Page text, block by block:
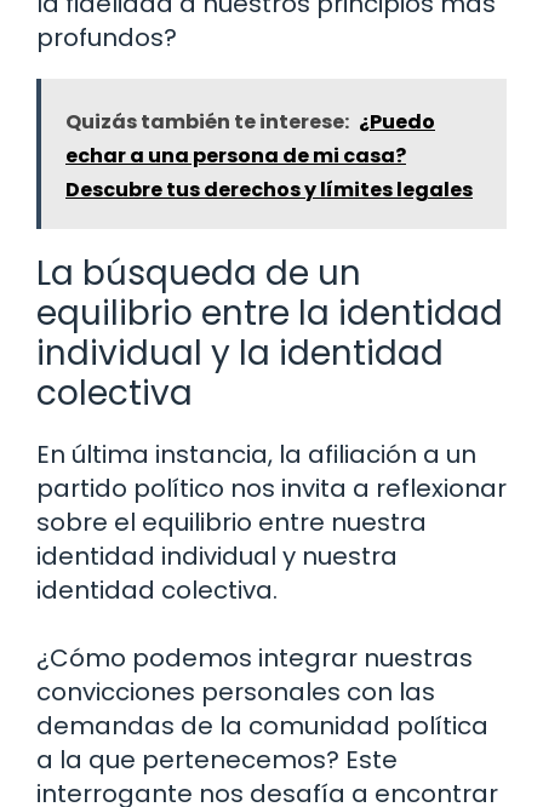
profundos?
Quizás también te interese: ¿Puedo
echar a una persona de mi casa?
Descubre tus derechos y límites legales
La búsqueda de un
equilibrio entre la identidad
individual y la identidad
colectiva
En última instancia, la afiliación a un
partido político nos invita a reflexionar
sobre el equilibrio entre nuestra
identidad individual y nuestra
identidad colectiva.
¿Cómo podemos integrar nuestras
convicciones personales con las
demandas de la comunidad política
a la que pertenecemos? Este
interrogante nos desafía a encontrar